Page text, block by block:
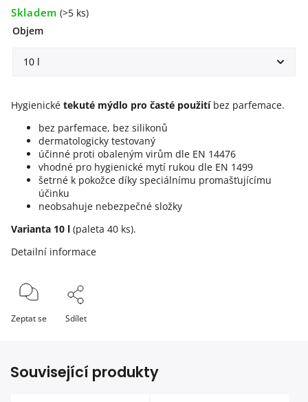
Skladem (>5 ks)
Objem
Hygienické tekuté mýdlo pro časté použitíbez parfemace.
bez parfemace, bez silikonů
dermatologicky testovaný
účinné proti obaleným virům dle EN 14476
vhodné pro hygienické mytí rukou dle EN 1499
šetrné k pokožce díky speciálnímu promašťujícímu
účinku
neobsahuje nebezpečné složky
Varianta 10 l (paleta 40 ks).
Detailní informace
Zeptat se Sdílet
Související produkty